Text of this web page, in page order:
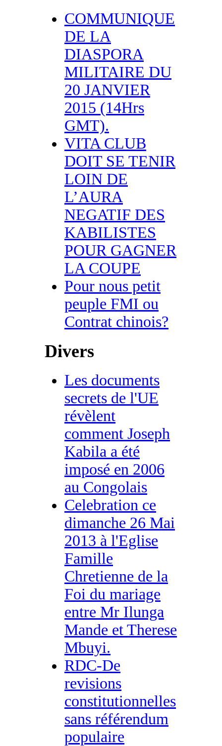
COMMUNIQUE
DE LA
DIASPORA
MILITAIRE DU
20 JANVIER
2015 (14Hrs
GMT).
VITA CLUB
DOIT SE TENIR
LOIN DE
L’AURA
NEGATIF DES
KABILISTES
POUR GAGNER
LA COUPE
Pour nous petit
peuple FMI ou
Contrat chinois?
Divers
Les documents
secrets de l'UE
révèlent
comment Joseph
Kabila a été
imposé en 2006
au Congolais
Celebration ce
dimanche 26 Mai
2013 à l'Eglise
Famille
Chretienne de la
Foi du mariage
entre Mr Ilunga
Mande et Therese
Mbuyi.
RDC-De
revisions
constitutionnelles
sans référendum
populaire